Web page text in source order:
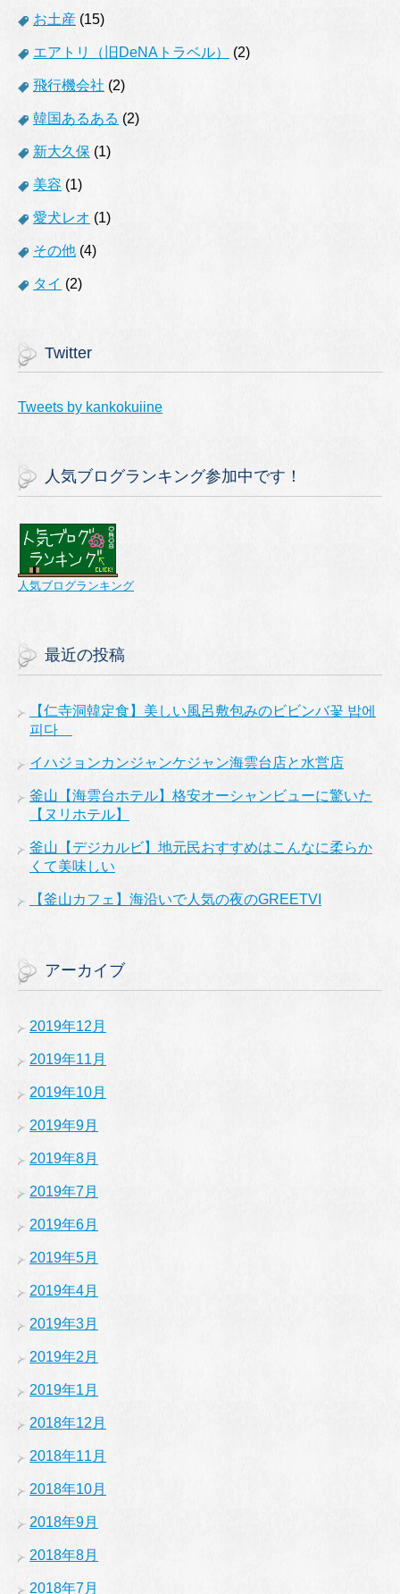
お土産 (15)
エアトリ（旧DeNAトラベル） (2)
飛行機会社 (2)
韓国あるある (2)
新大久保 (1)
美容 (1)
愛犬レオ (1)
その他 (4)
タイ (2)
Twitter
Tweets by kankokuiine
人気ブログランキング参加中です！
人気ブログランキング
最近の投稿
【仁寺洞韓定食】美しい風呂敷包みのビビンバ꽃 밥에
피다
イハジョンカンジャンケジャン海雲台店と水営店
釜山【海雲台ホテル】格安オーシャンビューに驚いた
【ヌリホテル】
釜山【デジカルビ】地元民おすすめはこんなに柔らか
くて美味しい
【釜山カフェ】海沿いで人気の夜のGREETVI
アーカイブ
2019年12月
2019年11月
2019年10月
2019年9月
2019年8月
2019年7月
2019年6月
2019年5月
2019年4月
2019年3月
2019年2月
2019年1月
2018年12月
2018年11月
2018年10月
2018年9月
2018年8月
2018年7月